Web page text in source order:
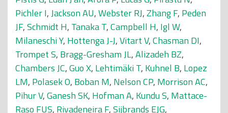
Pichler I,Jackson AU,Webster RJ,Zhang F, Peden
JF,Schmidt H, Tanaka T,Campbell H, Igl W,
Milaneschi Y, Hottenga J-J,Vitart V,Chasman DI,
Trompet S, Bragg-Gresham JL,Alizadeh BZ,
Chambers JC,Guo X, Lehtimäki T, Kuhnel B, Lopez
LM, Polasek O, Boban M, Nelson CP, Morrison AC,
Pihur V,Ganesh SK, Hofman A, Kundu S, Mattace-
Raso FUS, Rivadeneira F,Sijbrands EJG,